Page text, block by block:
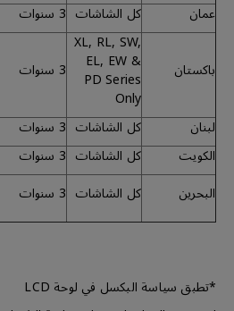
عمان
كل الشاشات 3 سنوات
باكستان
XL, RL, SW,
EL, EW &
PD Series
Only
3 سنوات
لبنان كل الشاشات 3 سنوات
الكويت
كل الشاشات 3 سنوات
البحرين
كل الشاشات 3 سنوات
*تطبق سياسة البكسل في لوحة LCD